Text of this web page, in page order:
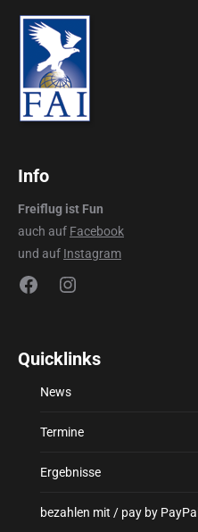
Info
Freiflug ist Fun
auch auf Facebook
und auf Instagram
FacebookInstagram
Quicklinks
News
Termine
Ergebnisse
bezahlen mit / pay by PayPal